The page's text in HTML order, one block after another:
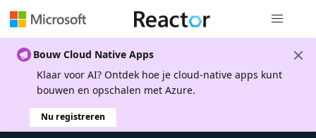
Bouw Cloud Native Apps
Klaar voor AI? Ontdek hoe je cloud-native apps kunt
bouwen en opschalen met Azure.
Nu registreren